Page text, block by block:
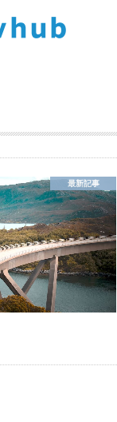
最新記事